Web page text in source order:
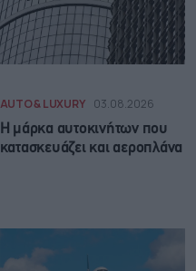
AUTO & LUXURY 03.08.2026
Η μάρκα αυτοκινήτων που
κατασκευάζει και αεροπλάνα